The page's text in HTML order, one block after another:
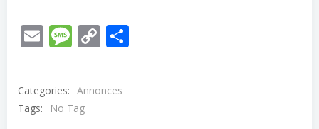
EmailMessage
Copy
Link
Categories: Annonces
Tags:
No Tag